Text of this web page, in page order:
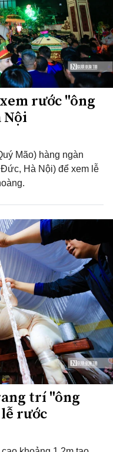
rước "ông
Nội
Mão) hàng ngàn
Hà Nội) để xem lễ
trí "ông
rước